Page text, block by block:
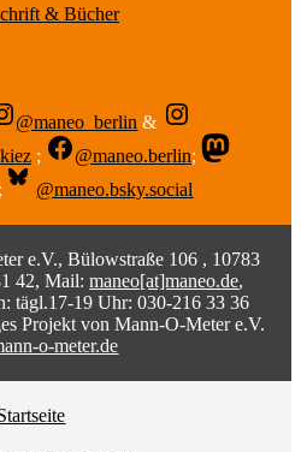
& Bücher
@maneo_berlin &
; @maneo.berlin;
; @maneo.bsky.social
e.V., Bülowstraße 106 , 10783
42, Mail:maneo[at]maneo.de,
tägl.17-19 Uhr: 030-216 33 36
Projekt von Mann-O-Meter e.V.
o-meter.de